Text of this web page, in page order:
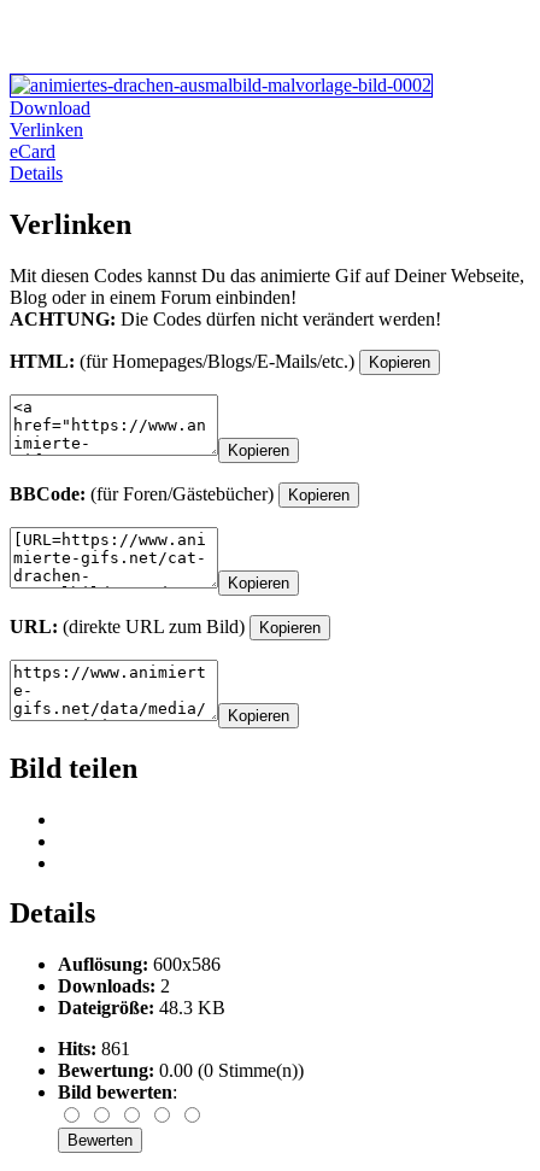
Download
Verlinken
eCard
Details
Verlinken
Mit diesen Codes kannst Du das animierte Gif auf Deiner Webseite,
Blog oder in einem Forum einbinden!
ACHTUNG: Die Codes dürfen nicht verändert werden!
HTML: (für Homepages/Blogs/E-Mails/etc.) Kopieren
Kopieren
BBCode: (für Foren/Gästebücher) Kopieren
Kopieren
URL: (direkte URL zum Bild) Kopieren
Kopieren
Bild teilen
Details
Auflösung: 600x586
Downloads: 2
Dateigröße: 48.3 KB
Hits: 861
Bewertung: 0.00 (0 Stimme(n))
Bild bewerten: